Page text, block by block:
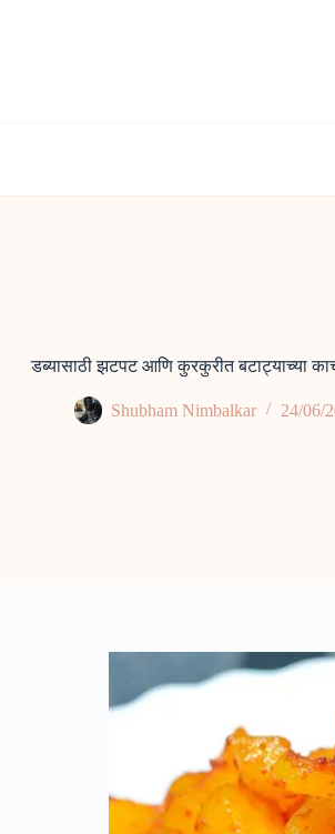
डब्यासाठी झटपट आणि कुरकुरीत बटाट्याच्या
Shubham Nimbalkar 24/06/